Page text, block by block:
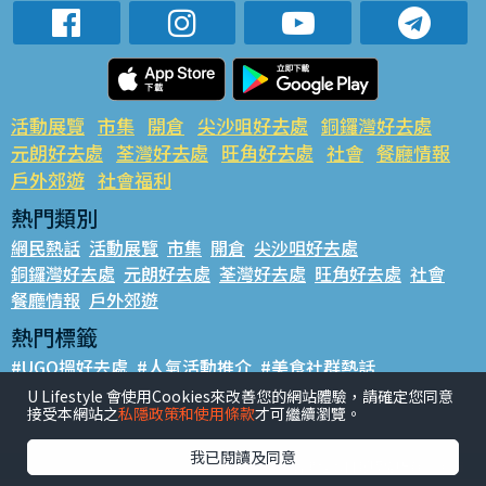
活動展覽 市集 開倉 尖沙咀好去處 銅鑼灣好去處
元朗好去處 荃灣好去處 旺角好去處 社會 餐廳情報
戶外郊遊 社會福利
熱門類別
網民熱話 活動展覽 市集 開倉 尖沙咀好去處
銅鑼灣好去處 元朗好去處 荃灣好去處 旺角好去處 社會
餐廳情報 戶外郊遊
熱門標籤
#UGO搵好去處 #人氣活動推介 #美食社群熱話
#親子玩樂好去處 #ULifestyle應用程式 #限時搶
#UJetso禮物放送 #ULifestyle商戶中心 #著數
香港經濟日報版權所有©2026
U Lifestyle 會使用Cookies來改善您的網站體驗，請確定您同意
接受本網站之私隱政策和使用條款才可繼續瀏覽。
我已閱讀及同意